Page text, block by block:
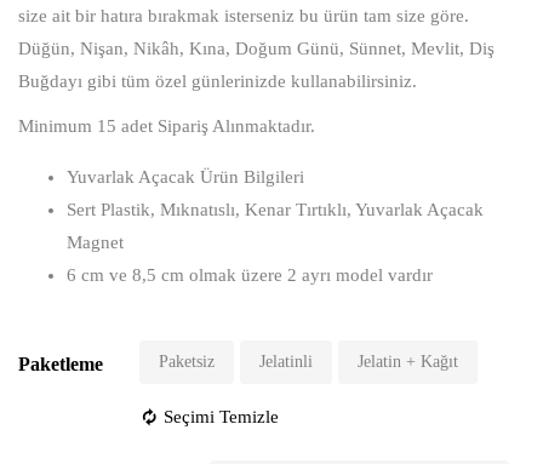
size ait bir hatıra bırakmak isterseniz bu ürün tam size göre.
Düğün, Nişan, Nikâh, Kına, Doğum Günü, Sünnet, Mevlit, Diş
Buğdayı gibi tüm özel günlerinizde kullanabilirsiniz.
Minimum 15 adet Sipariş Alınmaktadır.
Yuvarlak Açacak Ürün Bilgileri
Sert Plastik, Mıknatıslı, Kenar Tırtıklı, Yuvarlak Açacak
Magnet
6 cm ve 8,5 cm olmak üzere 2 ayrı model vardır
Paketleme Paketsiz Jelatinli Jelatin + Kağıt
Seçimi Temizle